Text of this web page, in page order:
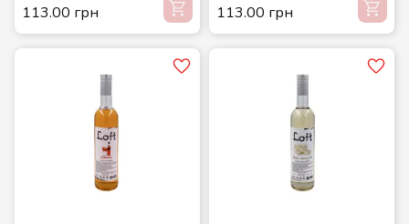
113.00 грн
113.00 грн